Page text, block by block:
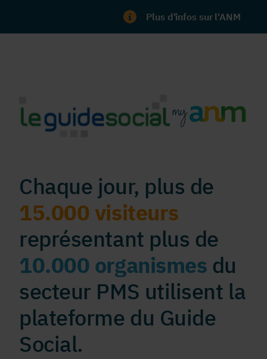
Plus d'infos sur l'ANM
Chaque jour, plus de
15.000 visiteurs
représentant plus de
10.000 organismes du
secteur PMS utilisent la
plateforme du Guide
Social.